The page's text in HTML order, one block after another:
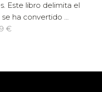
Este libro delimita el
ha convertido ...
€